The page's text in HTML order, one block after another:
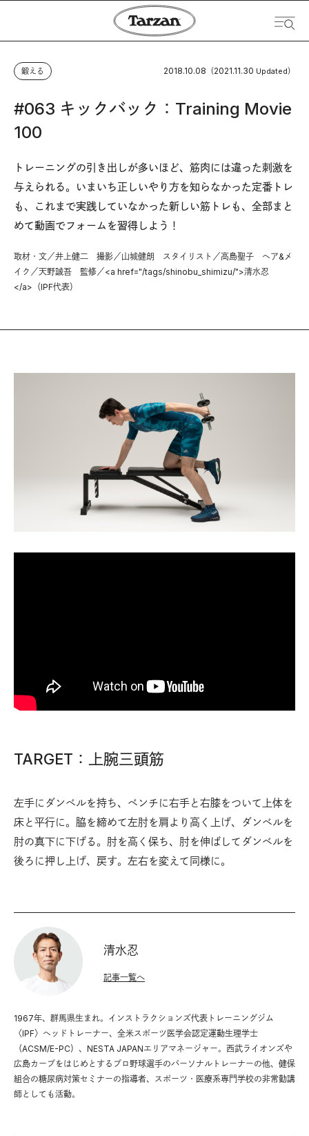
鍛える 2018.10.08 （2021.11.30 Updated）
#063 キックバック：Training Movie
100
トレーニングの引き出しが多いほど、筋肉には違った刺激を
与えられる。いまいち正しいやり方を知らなかった定番トレ
も、これまで実践していなかった新しい筋トレも、全部まと
めて動画でフォームを習得しよう！
取材・文／井上健二 撮影／山城健朗 スタイリスト／高島聖子 ヘア&メ
イク／天野誠吾 監修／<a href="/tags/shinobu_shimizu/">清水忍
</a>（IPF代表）
TARGET：上腕三頭筋
左手にダンベルを持ち、ベンチに右手と右膝をついて上体を
床と平行に。脇を締めて左肘を肩より高く上げ、ダンベルを
肘の真下に下げる。肘を高く保ち、肘を伸ばしてダンベルを
後ろに押し上げ、戻す。左右を変えて同様に。
清水忍
1967年、群馬県生まれ。インストラクションズ代表トレーニングジム
〈IPF〉ヘッドトレーナー、全米スポーツ医学会認定運動生理学士
（ACSM/E-PC）、NESTA JAPANエリアマネージャー。西武ライオンズや
広島カープをはじめとするプロ野球選手のパーソナルトレーナーの他、健保
組合の糖尿病対策セミナーの指導者、スポーツ・医療系専門学校の非常勤講
師としても活動。
記事一覧へ